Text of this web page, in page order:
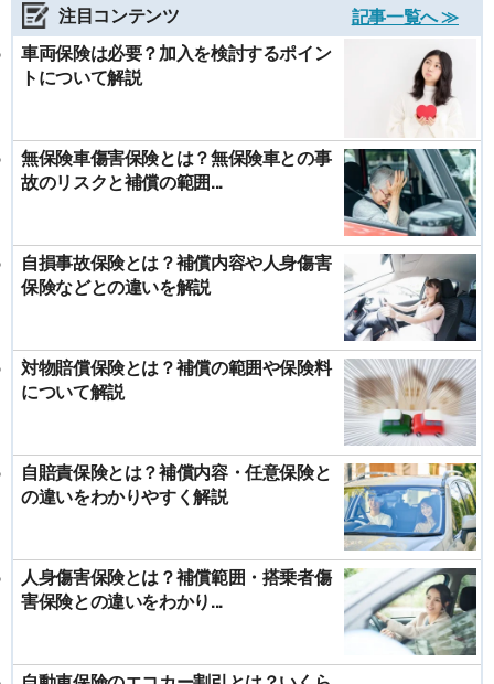
注目コンテンツ
記事一覧へ ≫
車両保険は必要？加入を検討するポイン
トについて解説
無保険車傷害保険とは？無保険車との事
故のリスクと補償の範囲...
自損事故保険とは？補償内容や人身傷害
保険などとの違いを解説
対物賠償保険とは？補償の範囲や保険料
について解説
自賠責保険とは？補償内容・任意保険と
の違いをわかりやすく解説
人身傷害保険とは？補償範囲・搭乗者傷
害保険との違いをわかり...